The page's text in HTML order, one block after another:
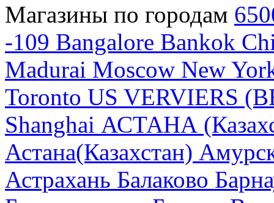
Магазины по городам
-109 Bangalore Bankok
Madurai Moscow New
Toronto US VERVIERS
Shanghai АСТАНА
Астана(Казахстан)
Астрахань Балаково